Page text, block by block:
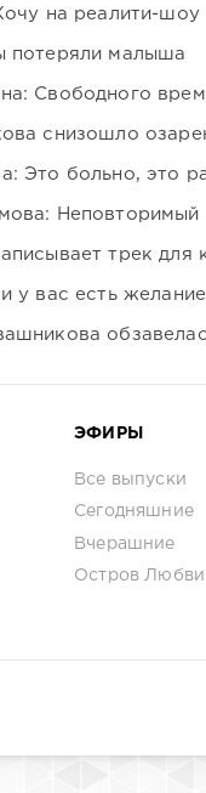
на реалити-шоу
потеряли малыша
Свободного
снизошло
Это больно, это
Неповторимый
трек для
у вас есть желание
ЭФИРЫ
Все выпуски
Сегодняшние
Вчерашние
Остров Любви